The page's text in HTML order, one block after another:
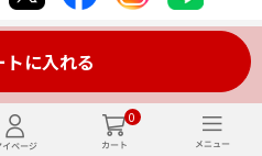
0
トに入れる